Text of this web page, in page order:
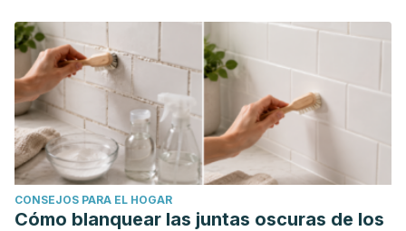
CONSEJOS PARA EL HOGAR
Cómo blanquear las juntas oscuras de los